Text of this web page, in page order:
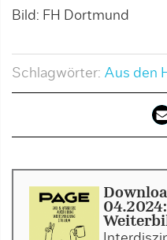
Bild: FH Dortmund
Schlagwörter: Aus den